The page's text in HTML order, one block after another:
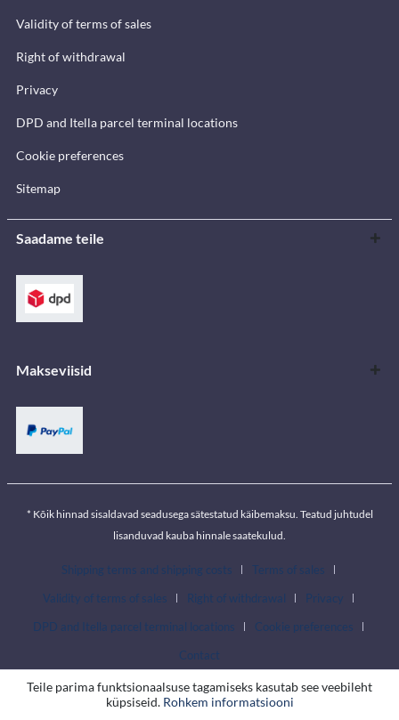
Validity of terms of sales
Right of withdrawal
Privacy
DPD and Itella parcel terminal locations
Cookie preferences
Sitemap
Saadame teile
Makseviisid
* Kõik hinnad sisaldavad seadusega sätestatud käibemaksu. Teatud juhtudel
lisanduvad kauba hinnale saatekulud.
Shipping terms and shipping costs
Terms of sales
Validity of terms of sales
Right of withdrawal
Privacy
DPD and Itella parcel terminal locations
Cookie preferences
Contact
Teile parima funktsionaalsuse tagamiseks kasutab see veebileht
küpsiseid. Rohkem informatsiooni